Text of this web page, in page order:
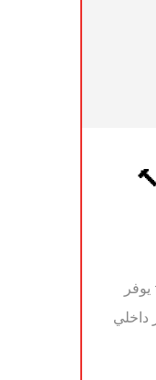
🔨
داخلي